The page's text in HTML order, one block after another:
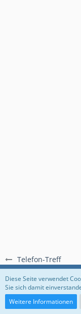
Telefon-Treff
Regeln
Diese Seite verwendet
Sie sich damit
Weitere Informationen